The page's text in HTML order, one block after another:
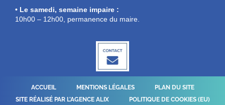
• Le samedi, semaine impaire :
10h00 – 12h00, permanence du maire.
ACCUEIL MENTIONS LÉGALES
PLAN DU SITE
SITE RÉALISÉ PAR L’AGENCE ALIX
POLITIQUE DE COOKIES (EU)